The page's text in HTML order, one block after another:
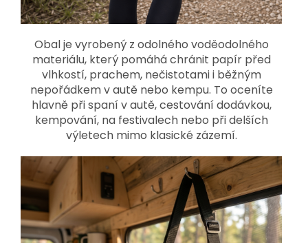
Obal je vyrobený z odolného voděodolného
materiálu, který pomáhá chránit papír před
vlhkostí, prachem, nečistotami i běžným
nepořádkem v autě nebo kempu. To oceníte
hlavně při spaní v autě, cestování dodávkou,
kempování, na festivalech nebo při delších
výletech mimo klasické zázemí.